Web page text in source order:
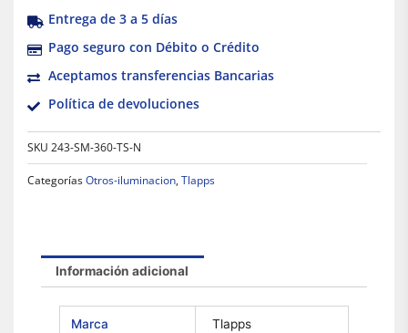
Entrega de 3 a 5 días
Pago seguro con Débito o Crédito
Aceptamos transferencias Bancarias
Política de devoluciones
SKU 243-SM-360-TS-N
CategoríasOtros-iluminacion, Tlapps
Información adicional
Marca Tlapps